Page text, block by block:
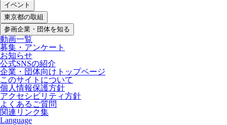
イベント
東京都の取組
参画企業・団体を知る
動画一覧
募集・アンケート
お知らせ
公式SNSの紹介
企業・団体向けトップページ
このサイトについて
個人情報保護方針
アクセシビリティ方針
よくあるご質問
関連リンク集
Language